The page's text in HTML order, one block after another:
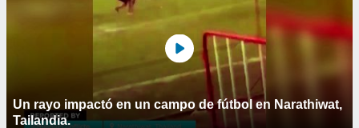
Un rayo impactó en un campo de fútbol en Narathiwat,
Tailandia.